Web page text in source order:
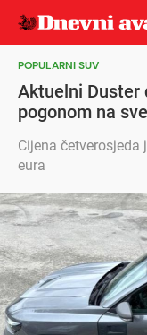
POPULARNI SUV
Aktuelni Duster
pogonom na
Cijena četverosjeda
eura